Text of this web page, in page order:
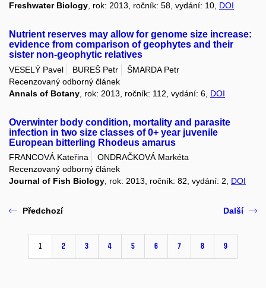
Freshwater Biology, rok: 2013, ročník: 58, vydání: 10, DOI
Nutrient reserves may allow for genome size increase:
evidence from comparison of geophytes and their
sister non-geophytic relatives
VESELÝ Pavel BUREŠ Petr
ŠMARDA Petr
Recenzovaný odborný článek
Annals of Botany , rok: 2013, ročník: 112, vydání: 6, DOI
Overwinter body condition, mortality and parasite
infection in two size classes of 0+ year juvenile
European bitterling Rhodeus amarus
FRANCOVÁ Kateřina
ONDRAČKOVÁ Markéta
Recenzovaný odborný článek
Journal of Fish Biology , rok: 2013, ročník: 82, vydání: 2, DOI
Předchozí
1 2 3 4 5 6 7 8 9
Další